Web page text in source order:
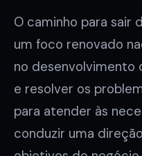
O caminho para sair
um foco renovado
no desenvolvimento
e resolver os
para atender às
conduzir uma